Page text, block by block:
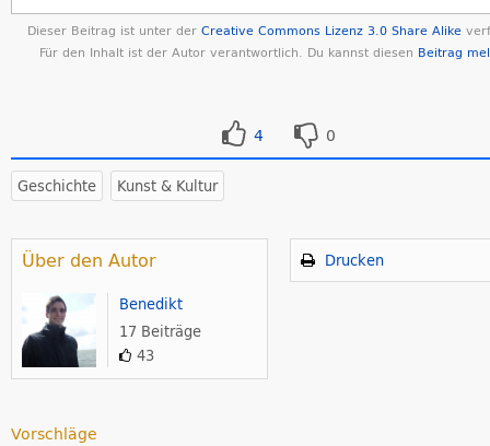
Dieser Beitrag ist unter der Creative Commons Lizenz 3.0 Share Alike
Für den Inhalt ist der Autor verantwortlich. Du kannst diesen Beitrag
4 0
Geschichte Kunst & Kultur
Drucken
Über den Autor
Benedikt
17 Beiträge
43
Vorschläge